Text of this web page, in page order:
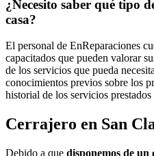
¿Necesito saber qué tipo
casa?
El personal de EnReparaciones
capacitados que pueden valorar
de los servicios que pueda
conocimientos previos sobre los
historial de los servicios
Cerrajero en San
Debido a que disponemos de